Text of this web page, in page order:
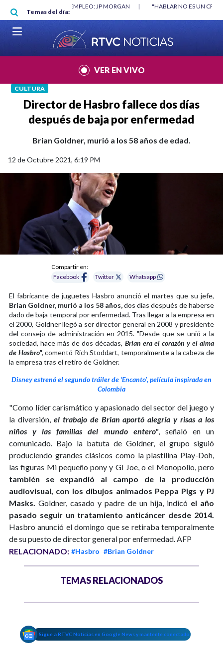
Pasar al contenido principal
Temas del día:
"HABLAR NO ES UN CRIMEN": CARTA DE BETO CORAL
VER EN VIVO
CULTURA
Director de Hasbro fallece dos días
después de baja por enfermedad
Brian Goldner, murió a los 58 años de edad.
12 de Octubre 2021, 6:19 PM
Compartir en:
Facebook
Twitter Whatsapp
El fabricante de juguetes Hasbro anunció el martes que su jefe,
Brian Goldner, murió a los 58 años,dos días después de haberse
dado de baja temporal por enfermedad. Tras llegar a la empresa en
el 2000, Goldner llegó a ser director general en 2008 y presidente
del consejo de administración en 2015. "Desde que se unió a la
sociedad, hace más de dos décadas, Brian era el corazón y el alma
de Hasbro", comentó Rich Stoddart, temporalmente a la cabeza de
la empresa tras el retiro de Goldner.
Disney estrenó el segundo tráiler de ‘Encanto’, película inspirada en
Colombia
"Como líder carismático y apasionado del sector del juego y
la diversión, el trabajo de Brian aportó alegría y risas a los
niños y las familias del mundo entero", señaló en un
comunicado. Bajo la batuta de Goldner, el grupo siguió
produciendo grandes clásicos como la plastilina Play-Doh,
las figuras Mi pequeño pony y GI Joe, o el Monopolio, pero
también se expandió al campo de la producción
audiovisual, con los dibujos animados Peppa Pigs y PJ
Masks. Goldner, casado y padre de un hija, indicó el año
pasado seguir un tratamiento anticáncer desde 2014.
Hasbro anunció el domingo que se retiraba temporalmente
de su puesto de director general por enfermedad. AFP
RELACIONADO: #Hasbro #Brian Goldner
TEMAS RELACIONADOS
Sigue a RTVC Noticias en Google News y mantente conectado